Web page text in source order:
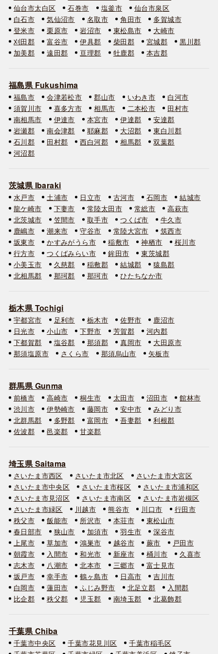
仙台市太白区
石巻市 塩釜市
仙台市泉区
白石市
気仙沼市 名取市 角田市
多賀城市
登米市
栗原市 岩沼市 東松島市
大崎市
刈田郡
富谷市 伊具郡 柴田郡 宮城郡
黒川郡
加美郡
遠田郡 亘理郡 牡鹿郡 本吉郡
福島県 Fukushima
福島市 会津若松市 郡山市 いわき市
白河市
須賀川市
喜多方市 相馬市 二本松市
田村市
南相馬市
伊達市 本宮市 伊達郡
安達郡
岩瀬郡
南会津郡 耶麻郡 大沼郡
東白川郡
石川郡
田村郡 西白河郡 相馬郡
双葉郡
河沼郡
茨城県 Ibaraki
水戸市 土浦市 日立市 古河市 石岡市
結城市
龍ケ崎市
下妻市 常陸太田市 常総市
高萩市
北茨城市
笠間市 取手市 つくば市
牛久市
鹿嶋市
潮来市 守谷市 常陸大宮市
筑西市
坂東市
かすみがうら市 稲敷市 神栖市
桜川市
行方市
つくばみらい市 鉾田市
東茨城郡
小美玉市
久慈郡 稲敷郡 結城郡
猿島郡
北相馬郡
那珂郡 那珂市 ひたちなか市
栃木県 Tochigi
宇都宮市 足利市 栃木市 佐野市
鹿沼市
日光市
小山市 下野市 芳賀郡
河内郡
下都賀郡
塩谷郡 那須郡 真岡市
大田原市
那須塩原市
さくら市 那須烏山市 矢板市
群馬県 Gunma
前橋市 高崎市 桐生市 太田市 沼田市
館林市
渋川市
伊勢崎市 藤岡市 安中市
みどり市
北群馬郡
多野郡 富岡市 吾妻郡
利根郡
佐波郡
邑楽郡 甘楽郡
埼玉県 Saitama
さいたま市西区 さいたま市北区
さいたま市大宮区
さいたま市中央区
さいたま市桜区
さいたま市浦和区
さいたま市見沼区
さいたま市南区
さいたま市岩槻区
さいたま市緑区
川越市 熊谷市 川口市
行田市
秩父市
飯能市 所沢市 本荘市
東松山市
春日部市
狭山市 加須市 羽生市
深谷市
上尾市
草加市 鴻巣市 越谷市 蕨市
戸田市
朝霞市
入間市 和光市 新座市 桶川市
久喜市
志木市
八潮市 北本市 三郷市
富士見市
坂戸市
幸手市 鶴ヶ島市 日高市
吉川市
白岡市
蓮田市 ふじみ野市 北足立郡
入間郡
比企郡
秩父郡 児玉郡 南埼玉郡 北葛飾郡
千葉県 Chiba
千葉市中央区 千葉市花見川区
千葉市稲毛区